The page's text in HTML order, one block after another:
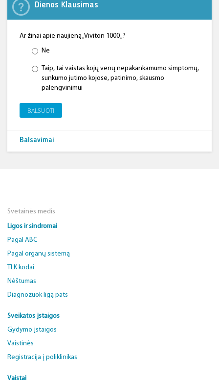
Dienos Klausimas
Ar žinai apie naujieną „Viviton 1000 „?
Ne
Taip, tai vaistas kojų venų nepakankamumo simptomų,
sunkumo jutimo kojose, patinimo, skausmo
palengvinimui
BALSUOTI
Balsavimai
Svetainės medis
Ligos ir sindromai
Pagal ABC
Pagal organų sistemą
TLK kodai
Nėštumas
Diagnozuok ligą pats
Sveikatos įstaigos
Gydymo įstaigos
Vaistinės
Registracija į poliklinikas
Vaistai